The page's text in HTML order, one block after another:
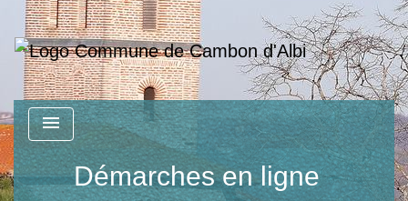
menu
Démarches en ligne